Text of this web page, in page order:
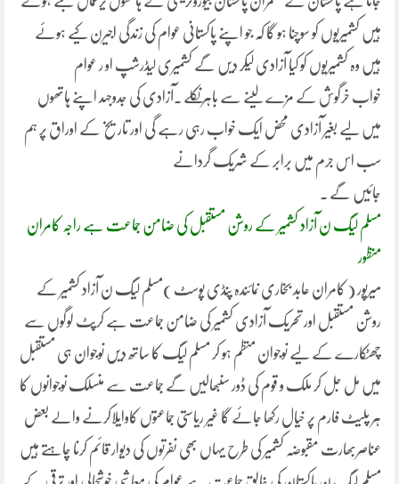
ہیں کشمیریوں کو سوچنا ہو گا کہ جو اپنے پاکستانی عوام کی زندگی اجیرن کیے ہوئے
ہیں وہ کشمیریوں کو کیا آزادی لیکر دیں گے کشمیری لیڈرشپ او ر عوام
خواب خرگوش کے مزے لینے سے باہر نکلے ۔آزادی کی جدوجہد اپنے ہاتھوں
میں لیے بغیر آزادی محض ایک خواب رہی رہے گی اور تاریخ کے اوراق پر ہم
سب اس جرم میں برابر کے شریک گردانے
جائیں گے ۔
مسلم لیگ ن آزاد کشمیر کے روشن مستقبل کی ضامن جماعت ہے راجہ کامران
منظور
میرپور ( کامران عابد بخاری نمائندہ پنڈی پوسٹ )مسلم لیگ ن آزاد کشمیر کے
روشن مستقبل اور تحریک آزادی کشمیر کی ضامن جماعت ہے کرپٹ لوگوں سے
چھٹکارے کے لیے نوجوان منظم ہو کر مسلم لیگ کا ساتھ دیں نوجوان ہی مستقبل
میں مل جل کر ملک و قوم کی ڈور سنبھالیں گے جماعت سے منسلک نوجوانوں کا
ہر پلیٹ فارم پر خیال رکھا جائے گا غیر ریاستی جماعتوں کاوایلاکرنے والے بعض
عناصربھارت مقبوضہ کشمیر کی طرح یہاں بھی نفرتوں کی دیوار قائم کرنا چاہتے ہیں